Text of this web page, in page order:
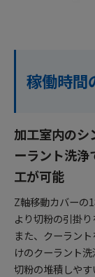
稼働時間
加工室内のシ
ーラント洗
工が可能
Z軸移動カバーの
より切粉の引掛り
また、クーラン
けのクーラント洗
切粉の堆積しや